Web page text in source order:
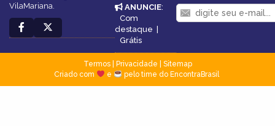
VilaMariana.
ANUNCIE:
Com
destaque |
Grátis
Termos| Privacidade
Sitemap
Criado com
e pelo time do EncontraBrasil